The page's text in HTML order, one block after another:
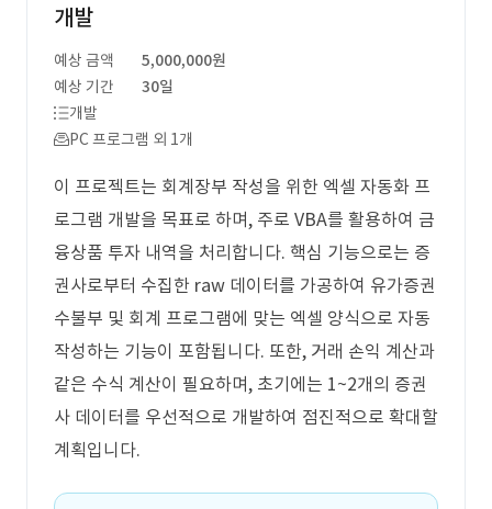
개발
예상 금액
5,000,000원
예상 기간
30일
개발
PC 프로그램 외 1개
이 프로젝트는 회계장부 작성을 위한 엑셀 자동화 프
로그램 개발을 목표로 하며, 주로 VBA를 활용하여 금
융상품 투자 내역을 처리합니다. 핵심 기능으로는 증
권사로부터 수집한 raw 데이터를 가공하여 유가증권
수불부 및 회계 프로그램에 맞는 엑셀 양식으로 자동
작성하는 기능이 포함됩니다. 또한, 거래 손익 계산과
같은 수식 계산이 필요하며, 초기에는 1~2개의 증권
사 데이터를 우선적으로 개발하여 점진적으로 확대할
계획입니다.